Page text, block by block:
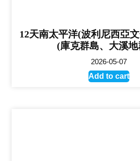
12天南太平洋(波利尼西亞
(庫克群島、大溪
2026-05-07
Add to cart